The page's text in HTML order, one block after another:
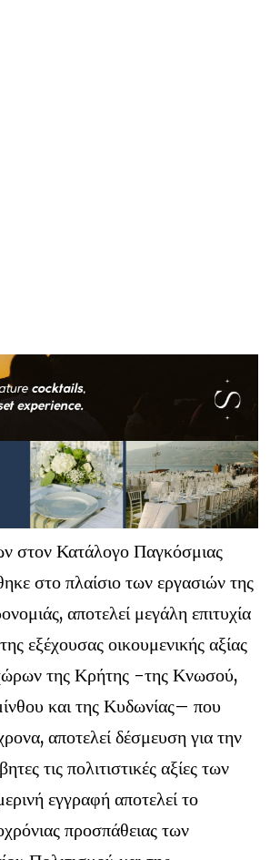
στον Κατάλογο Παγκόσμιας
στο πλαίσιο των εργασιών της
αποτελεί μεγάλη επιτυχία
εξέχουσας οικουμενικής αξίας
χώρων της Κρήτης -της Κνωσού,
και της Κυδωνίας– που
αποτελεί δέσμευση για την
τις πολιτιστικές αξίες των
εγγραφή αποτελεί το
προσπάθειας των